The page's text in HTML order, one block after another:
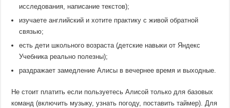
исследования, написание текстов);
изучаете английский и хотите практику с живой обратной
связью;
есть дети школьного возраста (детские навыки от Яндекс
Учебника реально полезны);
раздражает замедление Алисы в вечернее время и выходные.
Не стоит платить если пользуетесь Алисой только для базовых
команд (включить музыку, узнать погоду, поставить таймер). Для